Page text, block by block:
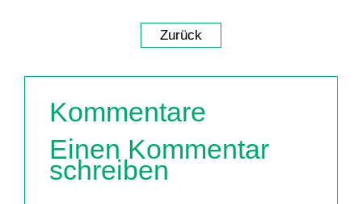
Zurück
Kommentare
Einen Kommentar
schreiben